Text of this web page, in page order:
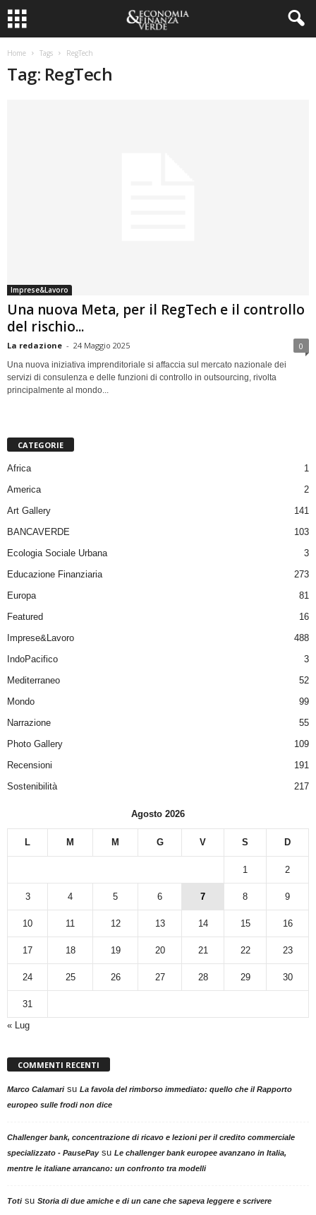
Home Tags RegTech
Tag: RegTech
Imprese&Lavoro
Una nuova Meta, per il RegTech e il controllo
del rischio...
La redazione - 24 Maggio 2025 0
Una nuova iniziativa imprenditoriale si affaccia sul mercato nazionale dei
servizi di consulenza e delle funzioni di controllo in outsourcing, rivolta
principalmente al mondo...
CATEGORIE
Africa
1
America
2
Art Gallery
141
BANCAVERDE
103
Ecologia Sociale Urbana
3
Educazione Finanziaria
273
Europa
81
Featured
16
Imprese&Lavoro
488
IndoPacifico
3
Mediterraneo
52
Mondo
99
Narrazione
55
Photo Gallery
109
Recensioni
191
Sostenibilità
217
Agosto 2026
L M M G V S D
1 2
3 4 5 6 7 8 9
10 11 12 13 14 15 16
17 18 19 20 21 22 23
24 25 26 27 28 29 30
31
« Lug
COMMENTI RECENTI
Marco Calamarisu La favola del rimborso immediato: quello che il Rapporto
europeo sulle frodi non dice
Challenger bank, concentrazione di ricavo e lezioni per il credito commerciale
specializzato - PausePaysu Le challenger bank europee avanzano in Italia,
mentre le italiane arrancano: un confronto tra modelli
Totisu Storia di due amiche e di un cane che sapeva leggere e scrivere